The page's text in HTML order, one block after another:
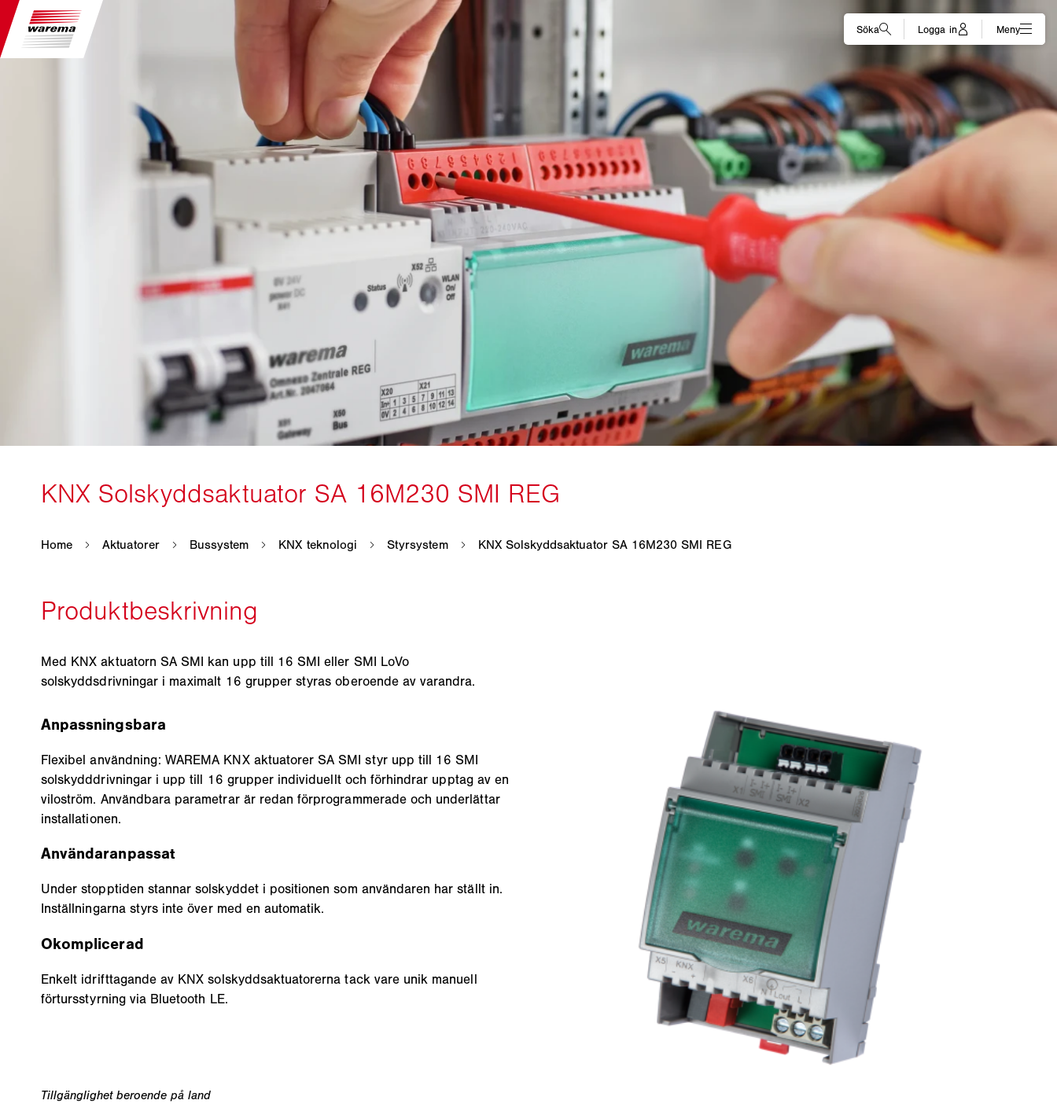
Med KNX aktuatorn SA SMI kan upp till 16 SMI eller SMI LoVo
solskyddsdrivningar i maximalt 16 grupper styras oberoende av varandra.
Anpassningsbara
Flexibel användning: WAREMA KNX aktuatorer SA SMI styr upp till 16 SMI
solskydddrivningar i upp till 16 grupper individuellt och förhindrar upptag av en
viloström. Användbara parametrar är redan förprogrammerade och underlättar
installationen.
Användaranpassat
Under stopptiden stannar solskyddet i positionen som användaren har ställt in.
Inställningarna styrs inte över med en automatik.
Okomplicerad
Enkelt idrifttagande av KNX solskyddsaktuatorerna tack vare unik manuell
förtursstyrning via Bluetooth LE.